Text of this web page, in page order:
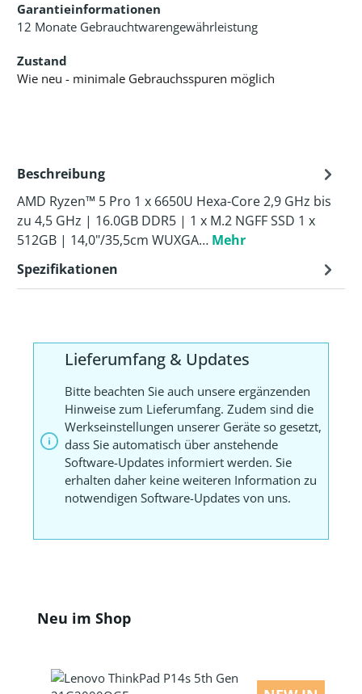
Garantieinformationen
12 Monate Gebrauchtwarengewährleistung
Zustand
Wie neu - minimale Gebrauchsspuren möglich
Beschreibung
AMD Ryzen™ 5 Pro 1 x 6650U Hexa-Core 2,9 GHz bis
zu 4,5 GHz | 16.0GB DDR5 | 1 x M.2 NGFF SSD 1 x
512GB | 14,0"/35,5cm WUXGA… Mehr
Spezifikationen
Lieferumfang & Updates
Bitte beachten Sie auch unsere ergänzenden
Hinweise zum Lieferumfang. Zudem sind die
Werkseinstellungen unserer Geräte so gesetzt,
dass Sie automatisch über anstehende
Software-Updates informiert werden. Sie
erhalten daher keine weiteren Information zu
notwendigen Software-Updates von uns.
Produktgalerie überspringen
Neu im Shop